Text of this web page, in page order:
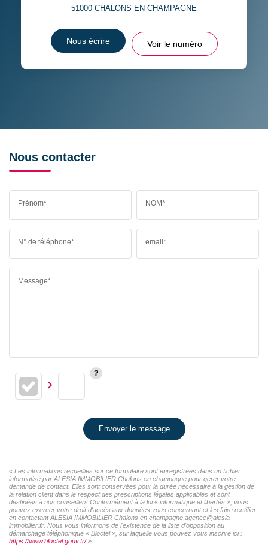
51000 CHALONS EN CHAMPAGNE
Nous écrire Voir le numéro
Nous contacter
Prénom* NOM*
N° de téléphone* email*
Message*
Envoyer le message
« Les informations recueillies sur ce formulaire sont enregistrées dans un fichier
informatisé par ALESIA IMMOBILIER Chalons en champagne pour gérer votre
demande de contact. Elles sont conservées pour la durée nécessaire à la gestion de
la relation client dans le respect des prescriptions légales applicables et sont
destinées à nos conseillers Conformément à la loi « informatique et libertés », vous
pouvez exercer votre droit d'accès aux données vous concernant et les faire rectifier
en contactant ALESIA IMMOBILIER Chalons en champagne agence@alesia-
immobilier.fr. Nous vous informons de l'existence de la liste d'opposition au
démarchage téléphonique « Bloctel », sur laquelle vous pouvez vous inscrire ici :
https://www.bloctel.gouv.fr/»